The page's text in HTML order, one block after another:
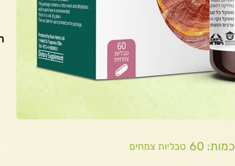
כמות: 60 טבליות צמחים